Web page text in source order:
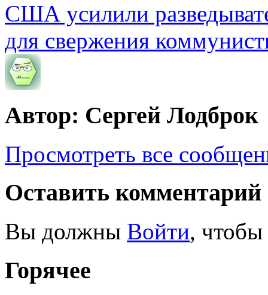
США усилили
для свержения
Автор: Сергей Лодброк
Просмотреть все
Оставить комментарий
Вы должны Войти, чтобы
Горячее